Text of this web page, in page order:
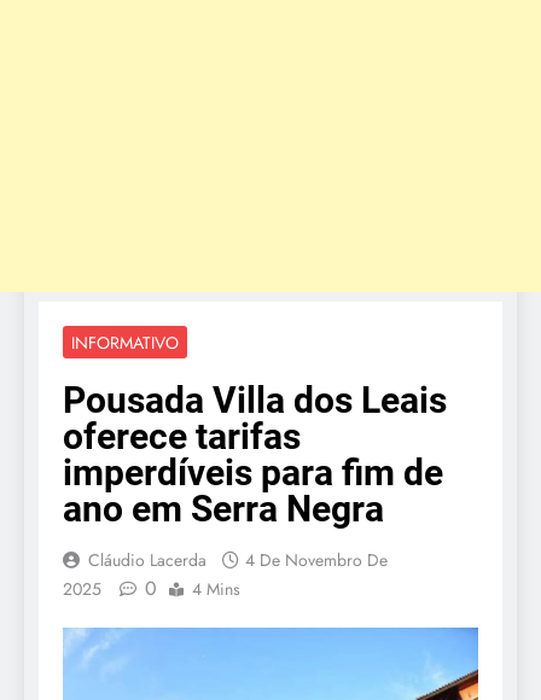
INFORMATIVO
Pousada Villa dos Leais
oferece tarifas
imperdíveis para fim de
ano em Serra Negra
Cláudio Lacerda
4 De Novembro De
2025
0 4 Mins